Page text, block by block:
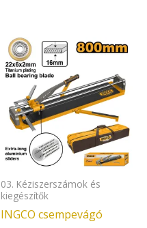
03. Kéziszerszámok és
kiegészítők
INGCO csempevágó